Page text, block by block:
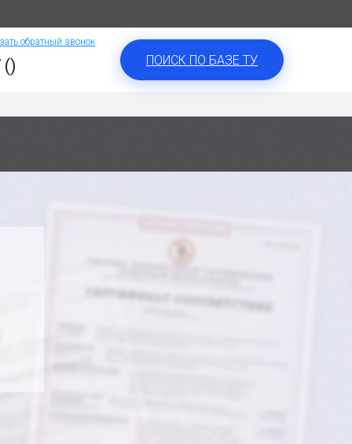
обратный звонок
() ПОИСК ПО БАЗЕ ТУ